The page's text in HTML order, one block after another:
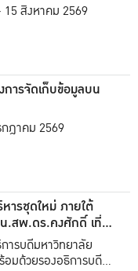
15 สิงหาคม 2569
การจัดเก็บข้อมูลบน
ฎาคม 2569
ารชุดใหม่ ภายใต้
.สพ.ดร.คงศักดิ์ เที่ยง
ารบดีมหาวิทยาลัย
มด้วยรองอธิการบดีทั้ง